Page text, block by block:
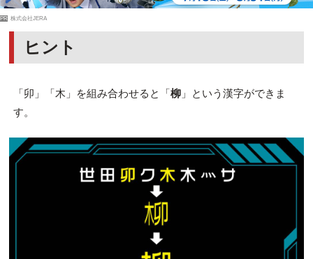
PR 株式会社JERA
ヒント
「卯」「木」を組み合わせると「柳」という漢字ができま
す。